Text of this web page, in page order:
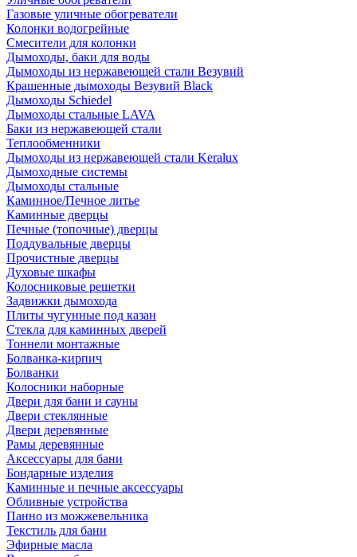
Газовые уличные обогреватели
Колонки водогрейные
Смесители для колонки
Дымоходы, баки для воды
Дымоходы из нержавеющей стали Везувий
Крашенные дымоходы Везувий Black
Дымоходы Schiedel
Дымоходы стальные LAVA
Баки из нержавеющей стали
Теплообменники
Дымоходы из нержавеющей стали Keralux
Дымоходные системы
Дымоходы стальные
Каминное/Печное литье
Каминные дверцы
Печные (топочные) дверцы
Поддувальные дверцы
Прочистные дверцы
Духовые шкафы
Колосниковые решетки
Задвижки дымохода
Плиты чугунные под казан
Стекла для каминных дверей
Тоннели монтажные
Болванка-кирпич
Болванки
Колосники наборные
Двери для бани и сауны
Двери стеклянные
Двери деревянные
Рамы деревянные
Аксессуары для бани
Бондарные изделия
Каминные и печные аксессуары
Обливные устройства
Панно из можжевельника
Текстиль для бани
Эфирные масла